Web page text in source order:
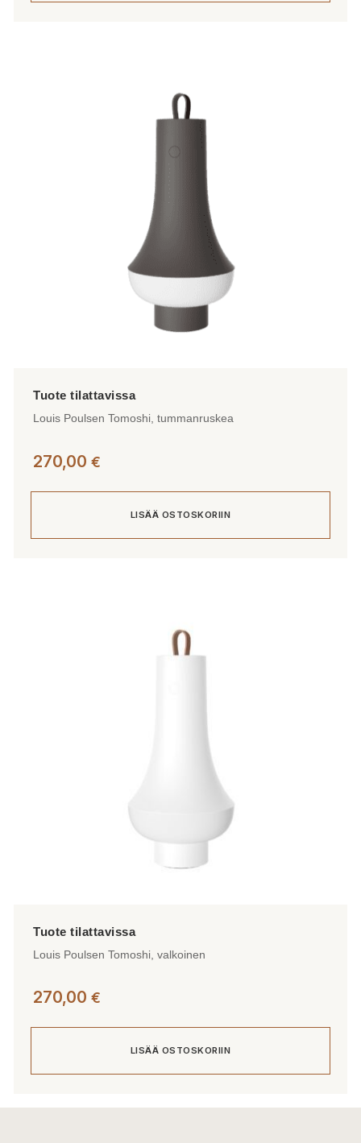
Louis Poulsen Tomoshi, tummanruskea
270,00 €
LISÄÄ OSTOSKORIIN
Louis Poulsen Tomoshi, valkoinen
270,00 €
LISÄÄ OSTOSKORIIN